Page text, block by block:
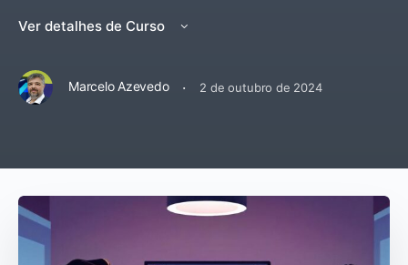
Ver detalhes de Curso
Marcelo Azevedo · 2 de outubro de 2024